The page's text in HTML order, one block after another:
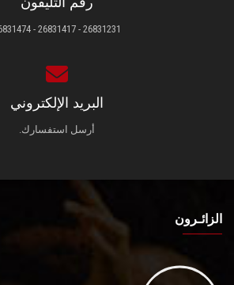
26831231 - 26831417 - 26831474
البريد الإلكتروني
أرسل استفسارك.
الزائـرون